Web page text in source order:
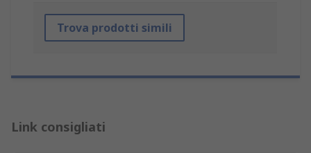
Trova prodotti simili
Link consigliati